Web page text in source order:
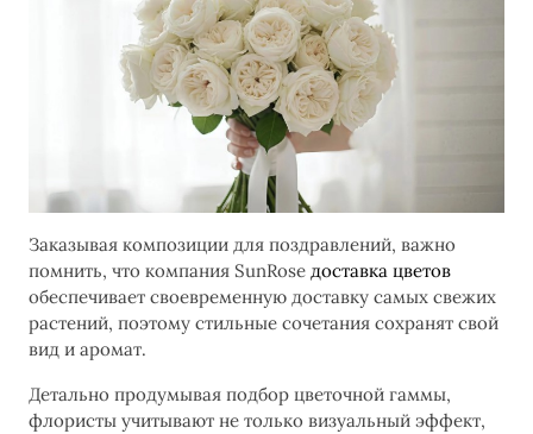
Заказывая композиции для поздравлений, важно
помнить, что компания SunRose доставка цветов
обеспечивает своевременную доставку самых свежих
растений, поэтому стильные сочетания сохранят свой
вид и аромат.
Детально продумывая подбор цветочной гаммы,
флористы учитывают не только визуальный эффект,